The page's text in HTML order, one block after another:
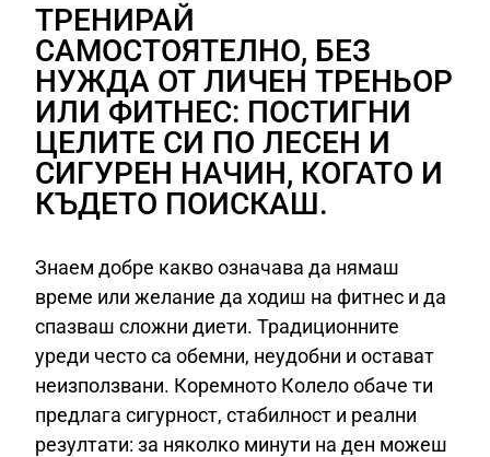
ТРЕНИРАЙ
САМОСТОЯТЕЛНО, БЕЗ
НУЖДА ОТ ЛИЧЕН ТРЕНЬОР
ИЛИ ФИТНЕС: ПОСТИГНИ
ЦЕЛИТЕ СИ ПО ЛЕСЕН И
СИГУРЕН НАЧИН, КОГАТО И
КЪДЕТО ПОИСКАШ.
Знаем добре какво означава да нямаш
време или желание да ходиш на фитнес и да
спазваш сложни диети. Традиционните
уреди често са обемни, неудобни и остават
неизползвани. Коремното Колело обаче ти
предлага сигурност, стабилност и реални
резултати: за няколко минути на ден можеш